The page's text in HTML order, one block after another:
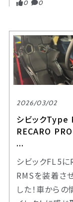
0 0
2026/03/02
シビックType
RECARO
...
シビックFL5に
RMSを装着さ
した！車から